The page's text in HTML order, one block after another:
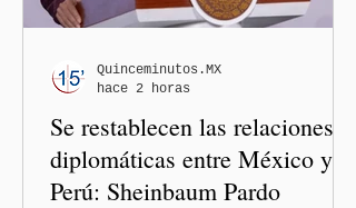
Se restablecen las relaciones
diplomáticas entre México y
Perú: Sheinbaum Pardo
Quinceminutos.MX
hace 2 horas